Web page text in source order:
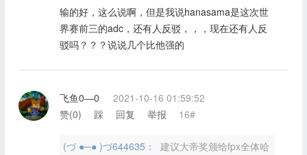
输的好，这么说啊，但是我说hanasama是这次世
界赛前三的adc，还有人反驳，，，现在还有人反
驳吗？？？说说几个比他强的
飞鱼0—0
2021-10-16 01:59:52
赞(0) 踩 回复 举报 16#
(づ ●─● )づ644635：
建议大帝奖颁给fpx全体哈